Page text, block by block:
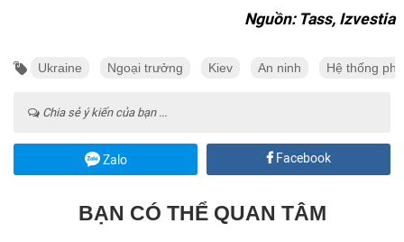
Nguồn: Tass, Izvestia
Ukraine Ngoại trưởng Kiev An ninh Hệ thống
Chia sẻ ý kiến của bạn ...
Zalo Facebook
BẠN CÓ THỂ QUAN TÂM